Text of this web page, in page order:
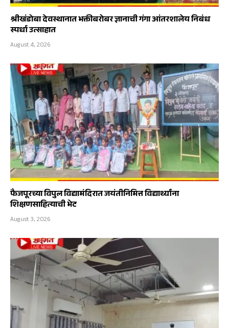
श्रीखंडोबा देवस्थानात भक्तीबरोबर ज्ञानाची गंगा आंतरशालेय निबंध
स्पर्धा उत्साहात
August 4, 2026
फैजपूरच्या विपुल विद्यामंदिरात जयंतीनिमित्त विद्यार्थ्यांना
शिक्षणसाहित्याची भेट
August 3, 2026